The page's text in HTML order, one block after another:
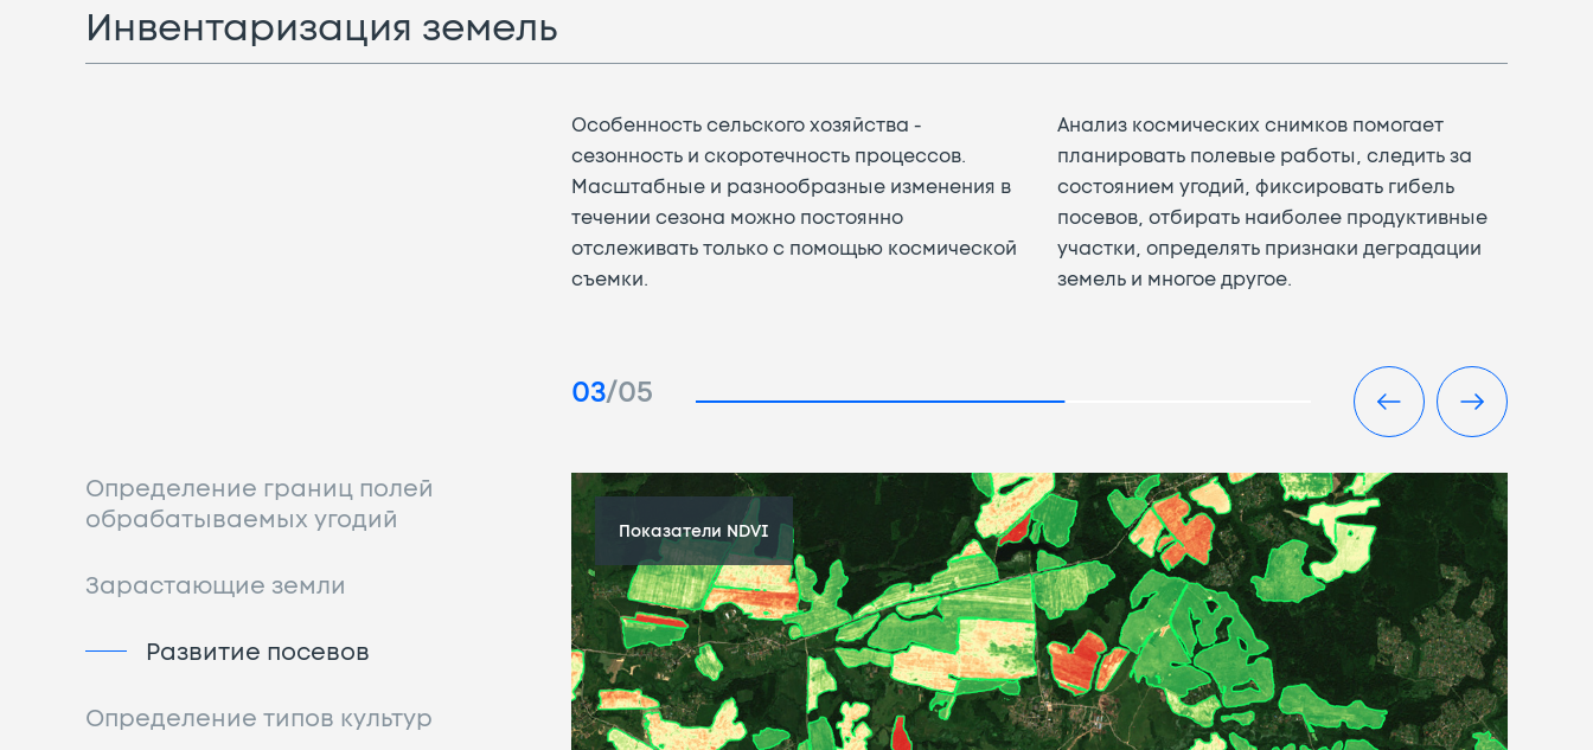
Инвентаризация земель
Особенность сельского хозяйства -
сезонность и скоротечность процессов.
Масштабные и разнообразные изменения в
течении сезона можно постоянно
отслеживать только с помощью космической
съемки.
Анализ космических снимков помогает
планировать полевые работы, следить за
состоянием угодий, фиксировать гибель
посевов, отбирать наиболее продуктивные
участки, определять признаки деградации
земель и многое другое.
Определение границ полей
обрабатываемых угодий
Зарастающие земли
Развитие посевов
Определение типов культур
04/05
Показатели NDVI
Распределение типов сельскохозяйственных
угодий с указанием культур
УСЛОВНЫЕ ОБОЗНАЧЕНИЯ